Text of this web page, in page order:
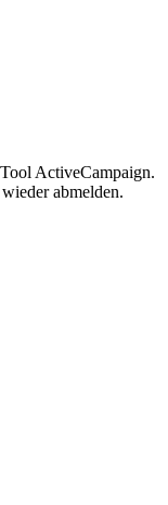
ActiveCampaign.
abmelden.